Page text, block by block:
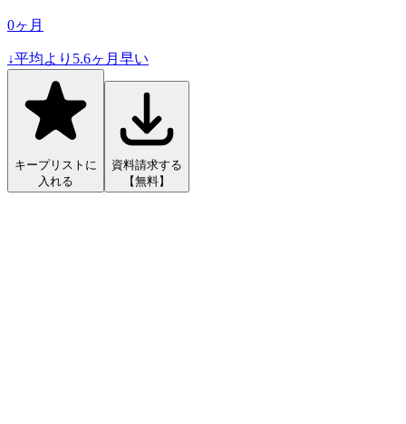
0ヶ月
↓平均より 5.6ヶ月早い
キープリストに
入れる
資料請求する
【無料】